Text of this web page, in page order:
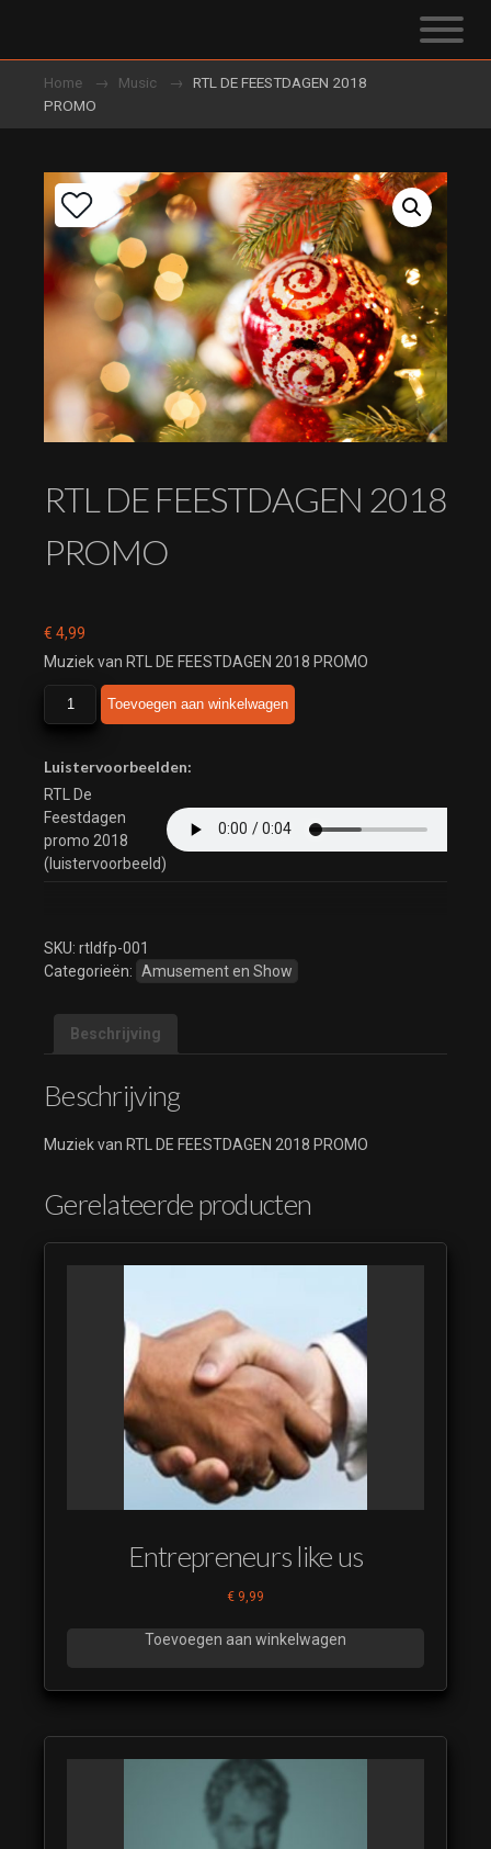
Home Music
RTL DE FEESTDAGEN 2018
PROMO
RTL DE FEESTDAGEN 2018
PROMO
€ 4,99
Muziek van RTL DE FEESTDAGEN 2018 PROMO
DE
2018
PROMO
aantal
Toevoegen aan winkelwagen
Luistervoorbeelden:
RTL De
Feestdagen
promo 2018
(luistervoorbeeld)
SKU: rtldfp-001
Categorieën: Amusement en Show
Beschrijving
Beschrijving
Muziek van RTL DE FEESTDAGEN 2018 PROMO
Gerelateerde producten
Entrepreneurs like us
€ 9,99
Toevoegen aan winkelwagen